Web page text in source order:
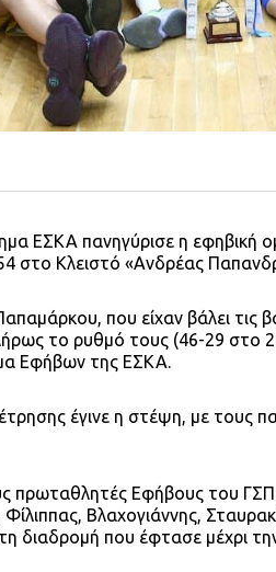
ΕΣΚΑ πανηγύρισε η εφηβική
στο Κλειστό «Ανδρέας
που είχαν βάλει
το ρυθμό τους (46-29 στο
Εφήβων της ΕΣΚΑ.
έγινε η στέψη, με τους
πρωταθλητές Εφήβους του ΓΣΠ
Βλαχογιάννης,
διαδρομή που έφτασε μέχρι